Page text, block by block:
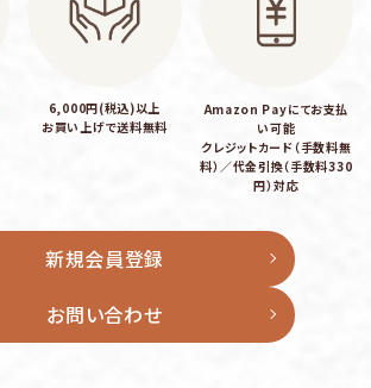
検索する
6,000円(税込)以上
お買い上げで送料無料
Amazon Payにてお支払
い可能
クレジットカード（手数料無
料）／代金引換（手数料330
円）対応
新規会員登録
お問い合わせ